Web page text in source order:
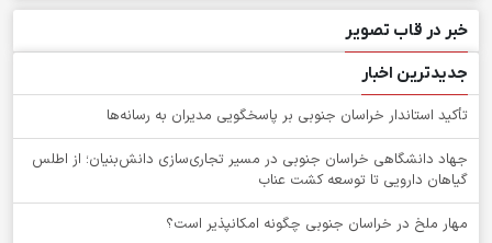
خبر در قاب تصویر
جدیدترین اخبار
تأکید استاندار خراسان جنوبی بر پاسخگویی مدیران به رسانه‌ها
جهاد دانشگاهی خراسان جنوبی در مسیر تجاری‌سازی دانش‌بنیان؛ از اطلس
گیاهان دارویی تا توسعه کشت عناب
‌مهار ملخ در خراسان جنوبی چگونه امکانپذیر است؟